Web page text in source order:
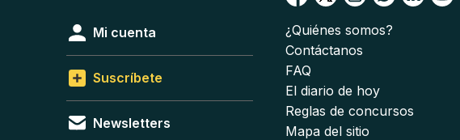
Mi cuenta
Suscríbete
Newsletters
¿Quiénes somos?
Contáctanos
FAQ
El diario de hoy
Reglas de concursos
Mapa del sitio